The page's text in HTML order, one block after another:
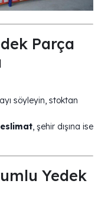
Parça
söyleyin, stoktan
, şehir dışına ise
Yedek